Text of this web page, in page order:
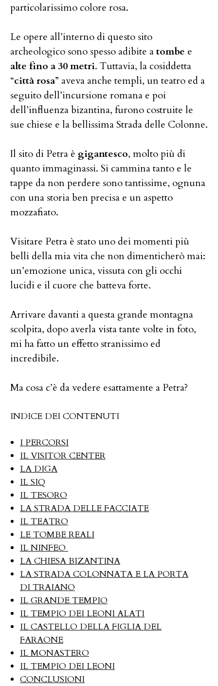
particolarissimo colore rosa.
Le opere all’interno di questo sito
archeologico sono spesso adibite atombe e
alte fino a 30 metri. Tuttavia, la cosiddetta
“città rosa” aveva anche templi, un teatro ed a
seguito dell’incursione romana e poi
dell’influenza bizantina, furono costruite le
sue chiese e la bellissima Strada delle Colonne.
Il sito di Petra è gigantesco, molto più di
quanto immaginassi. Si cammina tanto e le
tappe da non perdere sono tantissime, ognuna
con una storia ben precisa e un aspetto
mozzafiato.
Visitare Petra è stato uno dei momenti più
belli della mia vita che non dimenticherò mai:
un’emozione unica, vissuta con gli occhi
lucidi e il cuore che batteva forte.
Arrivare davanti a questa grande montagna
scolpita, dopo averla vista tante volte in foto,
mi ha fatto un effetto stranissimo ed
incredibile.
Ma cosa c’è da vedere esattamente a Petra?
INDICE DEI CONTENUTI
I PERCORSI
IL VISITOR CENTER
LA DIGA
IL SIQ
IL TESORO
LA STRADA DELLE FACCIATE
IL TEATRO
LE TOMBE REALI
IL NINFEO
LA CHIESA BIZANTINA
LA STRADA COLONNATA E LA PORTA
DI TRAIANO
IL GRANDE TEMPIO
IL TEMPIO DEI LEONI ALATI
IL CASTELLO DELLA FIGLIA DEL
FARAONE
IL MONASTERO
IL TEMPIO DEI LEONI
CONCLUSIONI